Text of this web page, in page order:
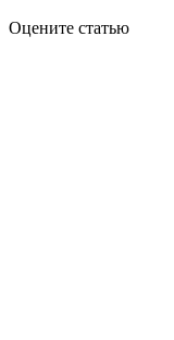
Оцените статью